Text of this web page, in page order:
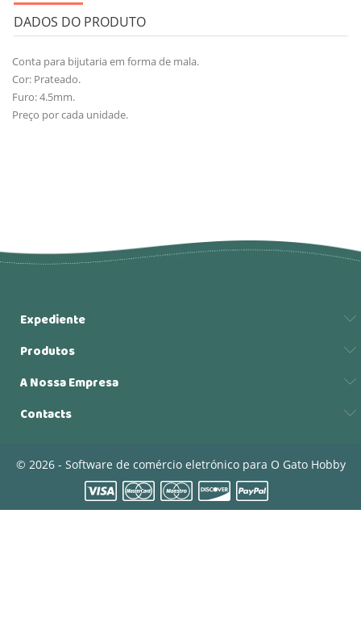
DADOS DO PRODUTO
Conta para bijutaria em forma de mala.
Cor: Prateado.
Furo: 4.5mm.
Preço por cada unidade.
Expediente
Produtos
A Nossa Empresa
Contacts
© 2026 - Software de comércio eletrónico para O Gato Hobby